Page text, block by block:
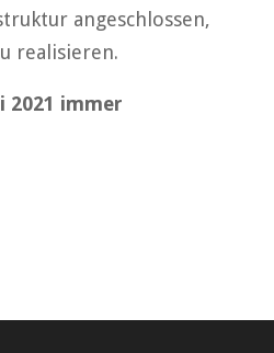
angeschlossen,
realisieren.
2021 immer